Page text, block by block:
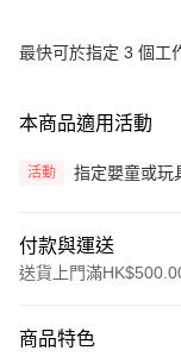
最快可於指定 3 個工
本商品適用活動
活動
指定嬰童或玩
付款與運送
送貨上門滿
信用卡
商品特色